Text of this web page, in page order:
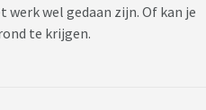
werk wel gedaan zijn. Of kan je
te krijgen.